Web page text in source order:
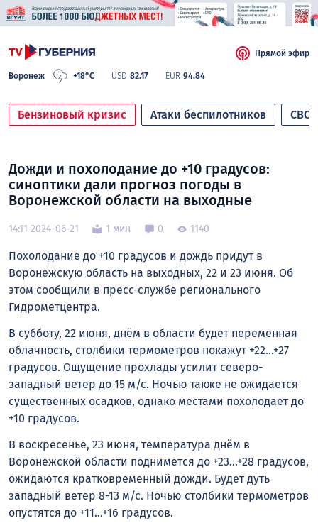
Воронеж +18°C USD 82.17 EUR 94.84
Прямой эфир
Бензиновый кризис Атаки беспилотников СВО
Дожди и похолодание до +10 градусов:
синоптики дали прогноз погоды в
Воронежской области на выходные
14:11 2024-06-21 1 мин 0 1140
Похолодание до +10 градусов и дождь придут в
Воронежскую область на выходных, 22 и 23 июня. Об
этом сообщили в пресс-службе регионального
Гидрометцентра.
В субботу, 22 июня, днём в области будет переменная
облачность, столбики термометров покажут +22…+27
градусов. Ощущение прохлады усилит северо-
западный ветер до 15 м/с. Ночью также не ожидается
существенных осадков, однако местами похолодает до
+10 градусов.
В воскресенье, 23 июня, температура днём в
Воронежской области поднимется до +23…+28 градусов,
ожидаются кратковременный дожди. Будет дуть
западный ветер 8-13 м/с. Ночью столбики термометров
опустятся до +11…+16 градусов.